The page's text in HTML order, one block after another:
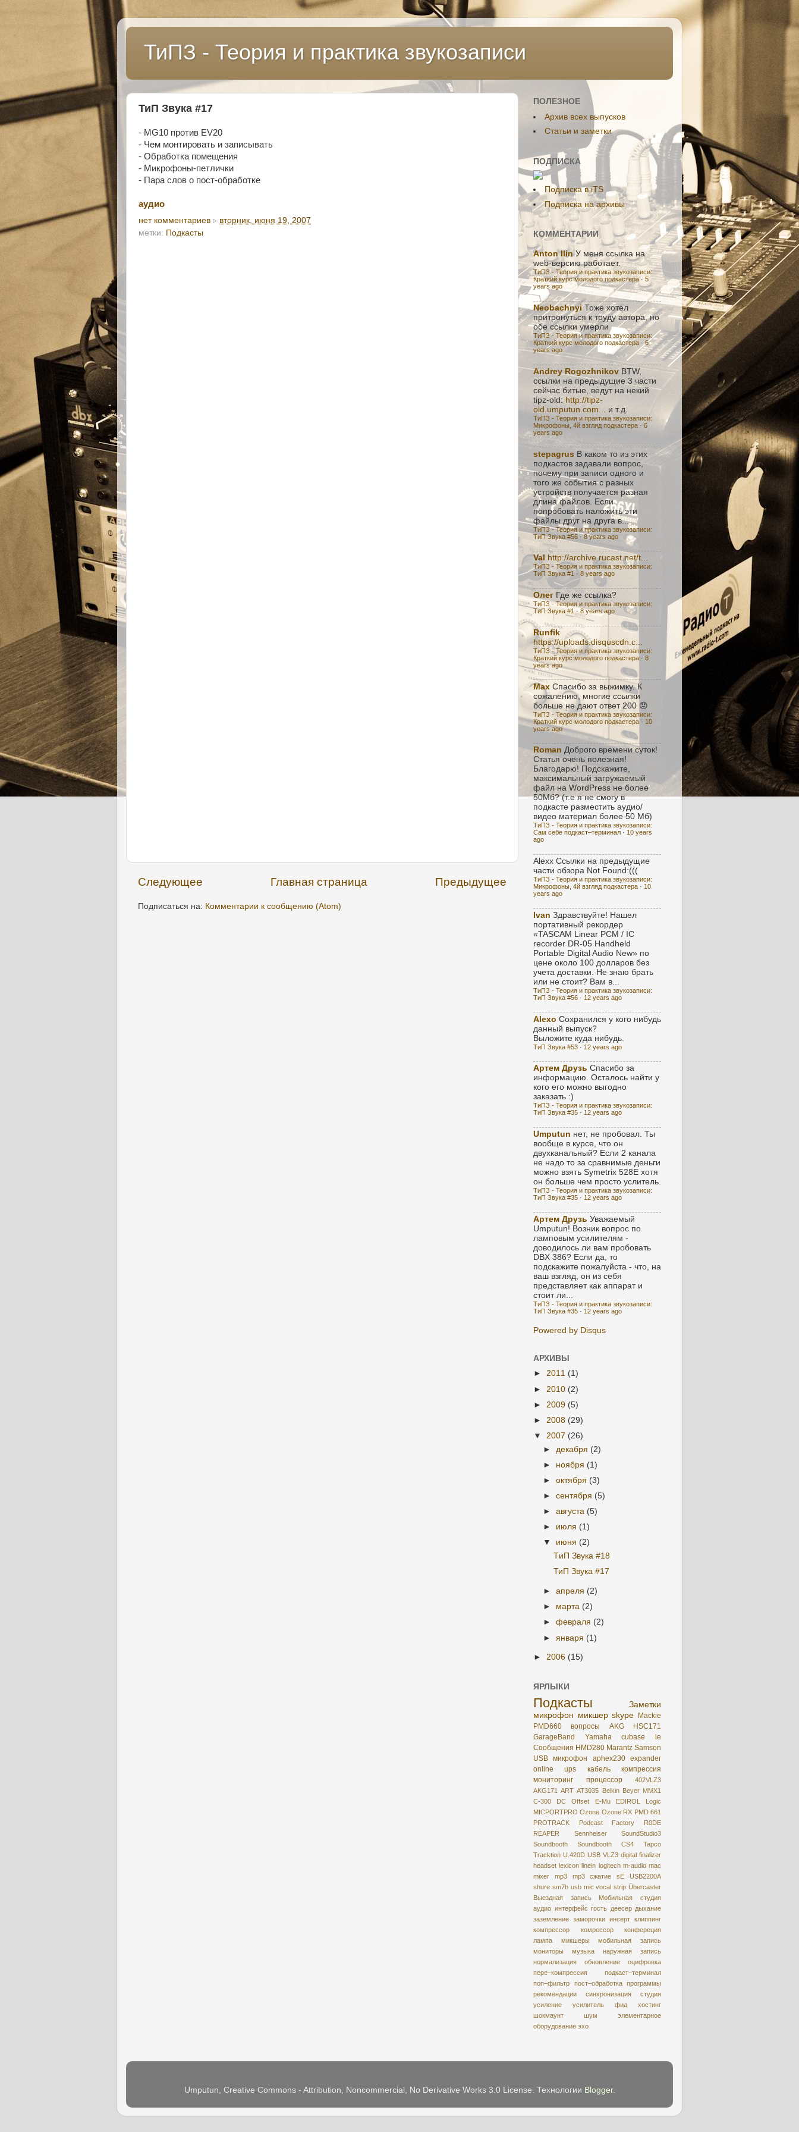
ТиПЗ - Теория и практика звукозаписи
ТиП Звука #17
- MG10 против EV20
- Чем монтировать и записывать
- Обработка помещения
- Микрофоны-петлички
- Пара слов о пост-обработке
аудио
нет комментариев ▹ вторник, июня 19, 2007
метки: Подкасты
Следующее Предыдущее
Главная страница
Подписаться на: Комментарии к сообщению (Atom)
ПОЛЕЗНОЕ
Aрхив всех выпусков
Статьи и заметки
ПОДПИСКА
Подписка в iTS
Подписка на архивы
КОММЕНТАРИИ
Anton Ilin У меня ссылка на
web-версию работает.
ТиПЗ - Теория и практика звукозаписи:
Краткий курс молодого подкастера · 5
years ago
Neobachnyi Тоже хотел
притронуться к труду автора, но
обе ссылки умерли
ТиПЗ - Теория и практика звукозаписи:
Краткий курс молодого подкастера ·6
years ago
Andrey Rogozhnikov BTW,
ссылки на предыдущие 3 части
сейчас битые, ведут на некий
tipz-old: http://tipz-
old.umputun.com...
и т.д.
ТиПЗ - Теория и практика звукозаписи:
Микрофоны, 4й взгляд подкастера · 6
years ago
stepagrus В каком то из этих
подкастов задавали вопрос,
почему при записи одного и
того же события с разных
устройств получается разная
длина файлов. Если
попробовать наложить эти
файлы друг на друга в...
ТиПЗ - Теория и практика звукозаписи:
ТиП Звука #56 ·8 years ago
Val http://archive.rucast.net/t...
ТиПЗ - Теория и практика звукозаписи:
TиП Звука #1 · 8 years ago
Олег Где же ссылка?
ТиПЗ - Теория и практика звукозаписи:
TиП Звука #1 · 8 years ago
Runfik
https://uploads.disquscdn.c...
ТиПЗ - Теория и практика звукозаписи:
Краткий курс молодого подкастера · 8
years ago
Max Спасибо за выжимку. К
сожалению, многие ссылки
больше не дают ответ 200 😞
ТиПЗ - Теория и практика звукозаписи:
Краткий курс молодого подкастера · 10
years ago
Roman Доброго времени суток!
Статья очень полезная!
Благодарю! Подскажите,
максимальный загружаемый
файл на WordPress не более
50Мб? (т.е я не смогу в
подкасте разместить аудио/
видео материал более 50 Мб)
ТиПЗ - Теория и практика звукозаписи:
Сам себе подкаст–терминал · 10 years
ago
Alexx Ссылки на предыдущие
части обзора Not Found:(((
ТиПЗ - Теория и практика звукозаписи:
Микрофоны, 4й взгляд подкастера · 10
years ago
Ivan Здравствуйте! Нашел
портативный рекордер
«TASCAM Linear PCM / IC
recorder DR-05 Handheld
Portable Digital Audio New» по
цене около 100 долларов без
учета доставки. Не знаю брать
или не стоит? Вам в...
ТиПЗ - Теория и практика звукозаписи:
ТиП Звука #56 · 12 years ago
Alexo Сохранился у кого нибудь
данный выпуск?
Выложите куда нибудь.
ТиП Звука #53 · 12 years ago
Артем Друзь Спасибо за
информацию. Осталось найти у
кого его можно выгодно
заказать :)
ТиПЗ - Теория и практика звукозаписи:
ТиП Звука #35 · 12 years ago
Umputun нет, не пробовал. Ты
вообще в курсе, что он
двухканальный? Если 2 канала
не надо то за сравнимые деньги
можно взять Symetrix 528E хотя
он больше чем просто услитель.
ТиПЗ - Теория и практика звукозаписи:
ТиП Звука #35 · 12 years ago
Артем Друзь Уважаемый
Umputun! Возник вопрос по
ламповым усилителям -
доводилось ли вам пробовать
DBX 386? Если да, то
подскажите пожалуйста - что, на
ваш взгляд, он из себя
представляет как аппарат и
стоит ли...
ТиПЗ - Теория и практика звукозаписи:
ТиП Звука #35 · 12 years ago
Powered by Disqus
АРХИВЫ
► 2011 (1)
► 2010 (2)
► 2009 (5)
► 2008 (29)
▼ 2007 (26)
► декабря (2)
► ноября (1)
►октября (3)
►сентября (5)
►августа (5)
► июля (1)
▼ июня (2)
TиП Звука #18
ТиП Звука #17
►апреля (2)
► марта (2)
►февраля (2)
►января (1)
► 2006 (15)
ЯРЛЫКИ
Подкасты
Заметки
микрофон микшер skype Mackie
PMD660
вопросы
AKG HSC171
GarageBand
Yamaha
cubase le
Сообщения HMD280 Marantz Samson
USB микрофон
aphex230 expander
online
ups кабель
компрессия
мониторинг
процессор
402VLZ3
AKG171
ART AT3035 Belkin Beyer MMX1
C-300
DC Offset E-Mu EDIROL
Logic
MICPORTPRO Ozone Ozone RX PMD 661
PROTRACK
Podcast Factory
R0DE
REAPER
Sennheiser
SoundStudio3
Soundbooth
Soundbooth CS4
Tapco
Tracktion U.420D USB VLZ3 digital finalizer
headset lexicon linein logitech m-audio mac
mixer
mp3 mp3 сжатие
sE USB2200A
shure sm7b usb mic vocal strip Übercaster
Выездная запись
Мобильная студия
аудио интерфейс гость деесер дыхание
заземление заморочки инсерт клиппинг
компрессор
комрессор
конфереция
лампа
микшеры
мобильная запись
мониторы
музыка
наружная запись
нормализация
обновление
оцифровкa
пере–компрессия
подкаст–терминал
поп–фильтр
пост–обработка
программы
рекомендации
синхронизация
студия
усиление
усилитель фид
хостинг
шокмаунт
шум
элементарное
оборудование эхо
Umputun, Creative Commons - Attribution, Noncommercial, No Derivative Works 3.0 License. Технологии Blogger.